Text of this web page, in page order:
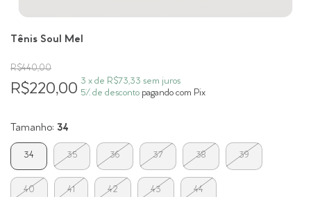
Tênis Soul Mel
R$440,00
R$220,00 3 x de R$73,33 sem juros
5% de desconto pagando com Pix
Tamanho: 34
34 35 36 37 38 39
40 41 42 43 44